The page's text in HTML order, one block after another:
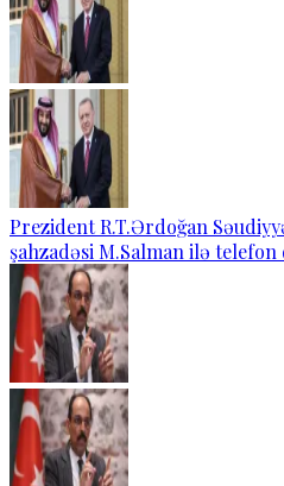
Prezident R.T.Ərdoğan
şahzadəsi M.Salman ilə telefon